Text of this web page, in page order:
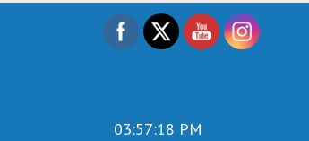
03:57:19 PM